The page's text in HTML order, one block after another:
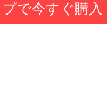
で今すぐ購入